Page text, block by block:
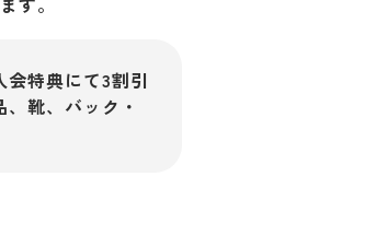
特典にて3割引
靴、バック・